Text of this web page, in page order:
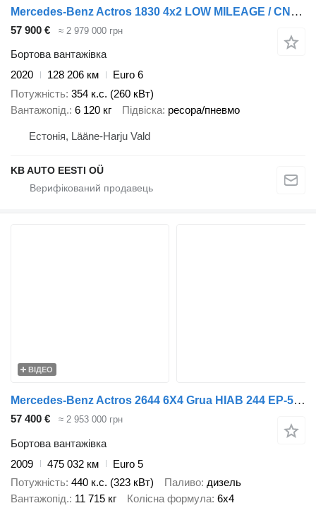
Mercedes-Benz Actros 1830 4x2 LOW MILEAGE / CNG GAS! / EURO 6D
57 900 € ≈ 2 979 000 грн
Бортова вантажівка
2020
128 206 км
Euro 6
Потужність 354 к.с. (260 кВт)
Вантажопід. 6 120 кг Підвіска ресора/пневмо
Естонія, Lääne-Harju Vald
KB AUTO EESTI OÜ
ВІДЕО
Mercedes-Benz Actros 2644 6X4 Grua HIAB 244 EP-5 HIDUO Suspensión Ballestas Cu
57 400 € ≈ 2 953 000 грн
Бортова вантажівка
2009
475 032 км
Euro 5
Потужність 440 к.с. (323 кВт) Паливо дизель
Вантажопід. 11 715 кг Колісна формула 6x4